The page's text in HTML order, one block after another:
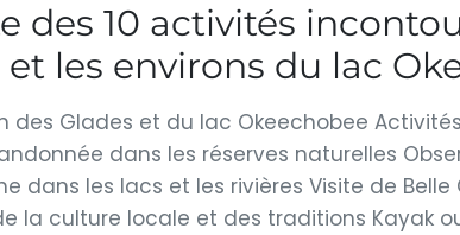
des 10 activités
et les environs du lac
des Glades et du lac Okeechobee
dans les réserves naturelles
dans les lacs et les rivières Visite de Belle
la culture locale et des traditions Kayak